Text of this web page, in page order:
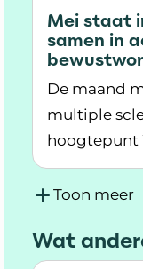
sportieve
Mei staat
samen in
De maand
multiple
hoogtepunt
30 mei. MS
voorspellen
hun
Lees meer
Toon meer
Wat